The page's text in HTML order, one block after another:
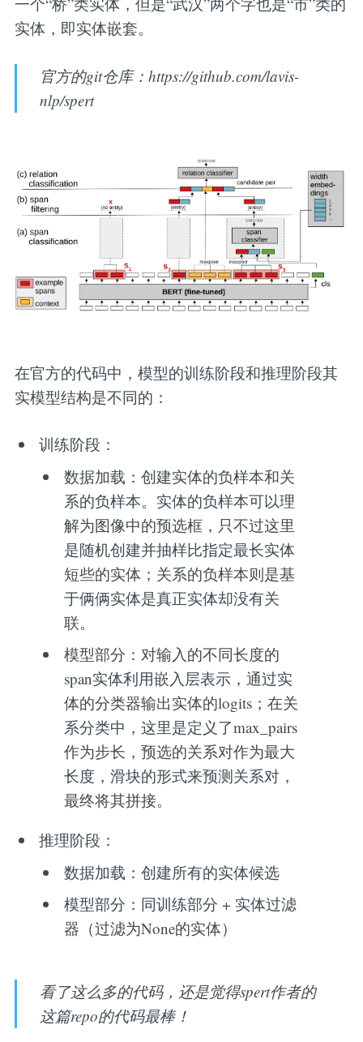
实体，即实体嵌套。
官方的git仓库：https://github.com/lavis-
nlp/spert
在官方的代码中，模型的训练阶段和推理阶段其
实模型结构是不同的：
训练阶段：
数据加载：创建实体的负样本和关
系的负样本。实体的负样本可以理
解为图像中的预选框，只不过这里
是随机创建并抽样比指定最长实体
短些的实体；关系的负样本则是基
于俩俩实体是真正实体却没有关
联。
模型部分：对输入的不同长度的
span实体利用嵌入层表示，通过实
体的分类器输出实体的logits；在关
系分类中，这里是定义了max_pairs
作为步长，预选的关系对作为最大
长度，滑块的形式来预测关系对，
最终将其拼接。
推理阶段：
数据加载：创建所有的实体候选
模型部分：同训练部分 + 实体过滤
器（过滤为None的实体）
看了这么多的代码，还是觉得spert作者的
这篇repo的代码最棒！